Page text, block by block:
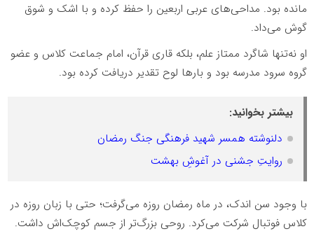
مانده بود. مداحی‌های عربی اربعین را حفظ کرده و با اشک و شوق
گوش می‌داد.
او نه‌تنها شاگرد ممتاز علم، بلکه قاری قرآن، امام جماعت کلاس و عضو
گروه سرود مدرسه بود و بارها لوح تقدیر دریافت کرده بود.
بیشتر بخوانید:
دلنوشته همسر شهید فرهنگی جنگ رمضان
روایتِ جشنی در آغوشِ بهشت
با وجود سن اندک، در ماه رمضان روزه می‌گرفت؛ حتی با زبان روزه در
کلاس فوتبال شرکت می‌کرد. روحی بزرگ‌تر از جسم کوچک‌اش داشت.